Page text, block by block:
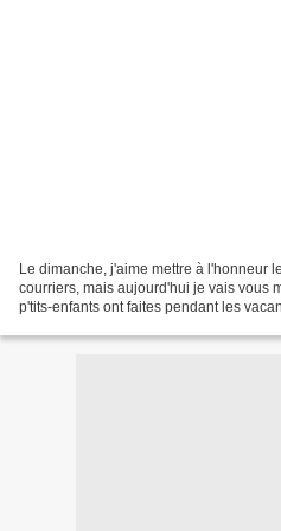
Le dimanche, j'aime mettre à l'honneur
courriers, mais aujourd'hui je vais vous
p'tits-enfants ont faites pendant les